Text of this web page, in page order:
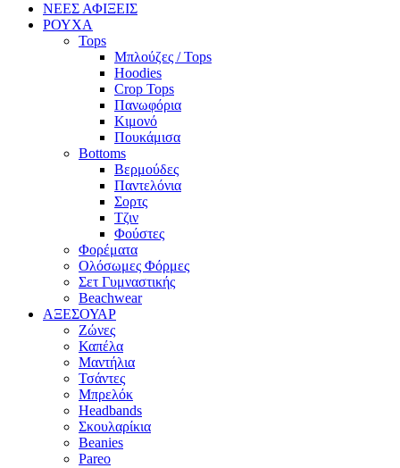
ΝΕΕΣ ΑΦΙΞΕΙΣ
ΡΟΥΧΑ
Tops
Μπλούζες / Tops
Hoodies
Crop Tops
Πανωφόρια
Κιμονό
Πουκάμισα
Bottoms
Βερμούδες
Παντελόνια
Σορτς
Τζιν
Φούστες
Φορέματα
Ολόσωμες Φόρμες
Σετ Γυμναστικής
Beachwear
ΑΞΕΣΟΥΑΡ
Ζώνες
Καπέλα
Μαντήλια
Τσάντες
Μπρελόκ
Headbands
Σκουλαρίκια
Beanies
Pareo